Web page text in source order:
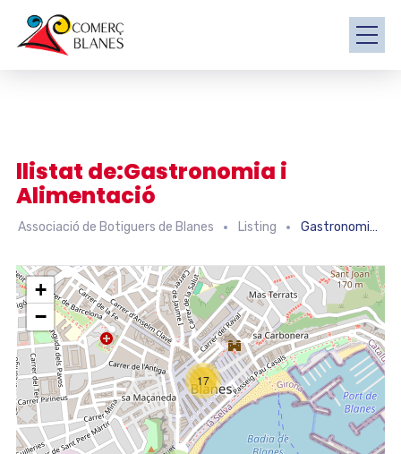
llistat de:Gastronomia i
Alimentació
Associació de Botiguers de Blanes Listing Gastronomia i Alimentació
17
+
−